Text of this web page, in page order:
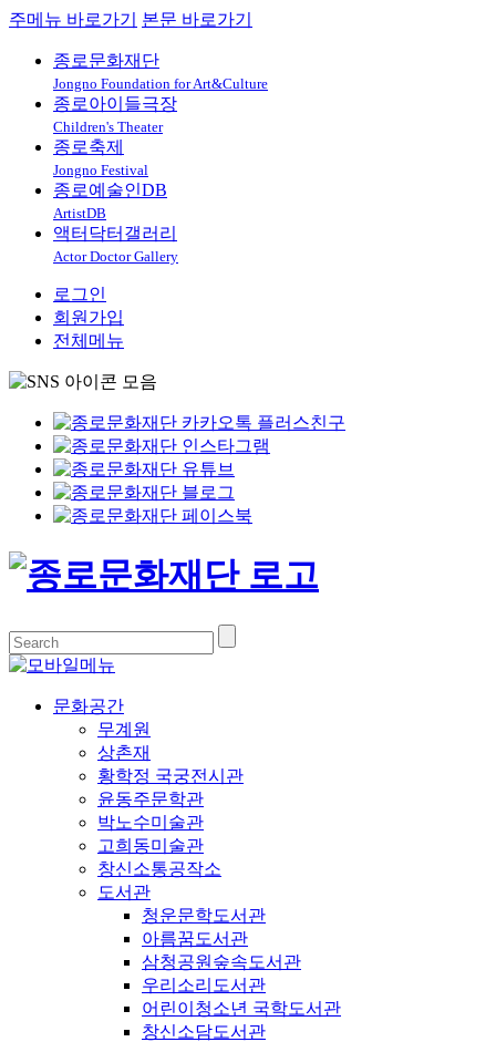
주메뉴 바로가기 본문 바로가기
종로문화재단
Jongno Foundation for Art&Culture
종로아이들극장
Children's Theater
종로축제
Jongno Festival
종로예술인DB
ArtistDB
액터닥터갤러리
Actor Doctor Gallery
로그인
회원가입
전체메뉴
문화공간
무계원
상촌재
황학정 국궁전시관
윤동주문학관
박노수미술관
고희동미술관
창신소통공작소
도서관
청운문학도서관
아름꿈도서관
삼청공원숲속도서관
우리소리도서관
어린이청소년 국학도서관
창신소담도서관